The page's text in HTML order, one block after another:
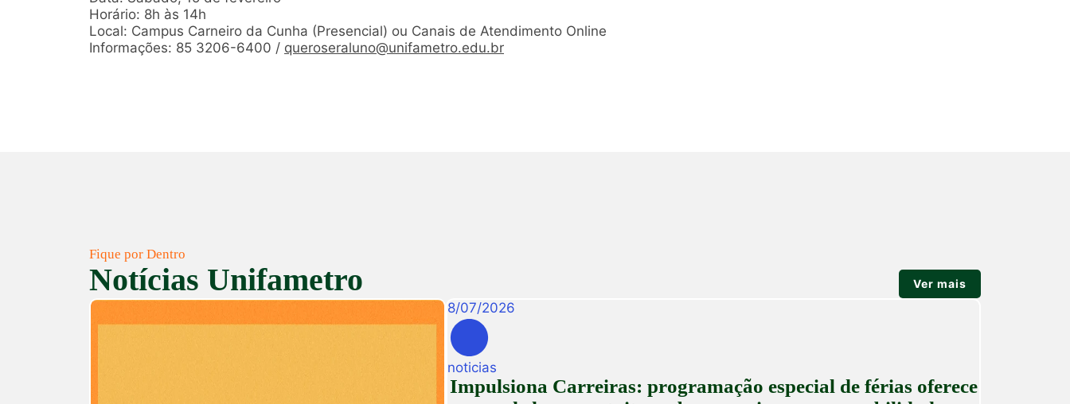
Horário: 8h às 14h
Local: Campus Carneiro da Cunha (Presencial) ou Canais de Atendimento Online
Informações: 85 3206-6400 / queroseraluno@unifametro.edu.br
Fique por Dentro
Notícias Unifametro Ver mais
8/07/2026
noticias
Impulsiona Carreiras: programação especial de férias oferece